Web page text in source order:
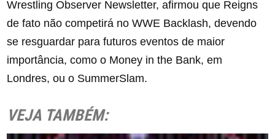
Wrestling Observer Newsletter, afirmou que Reigns
de fato não competirá no WWE Backlash, devendo
se resguardar para futuros eventos de maior
importância, como o Money in the Bank, em
Londres, ou o SummerSlam.
VEJA TAMBÉM: